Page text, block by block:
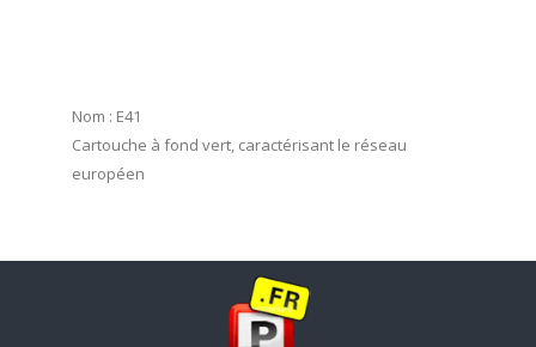
Nom : E41
Cartouche à fond vert, caractérisant le réseau
européen